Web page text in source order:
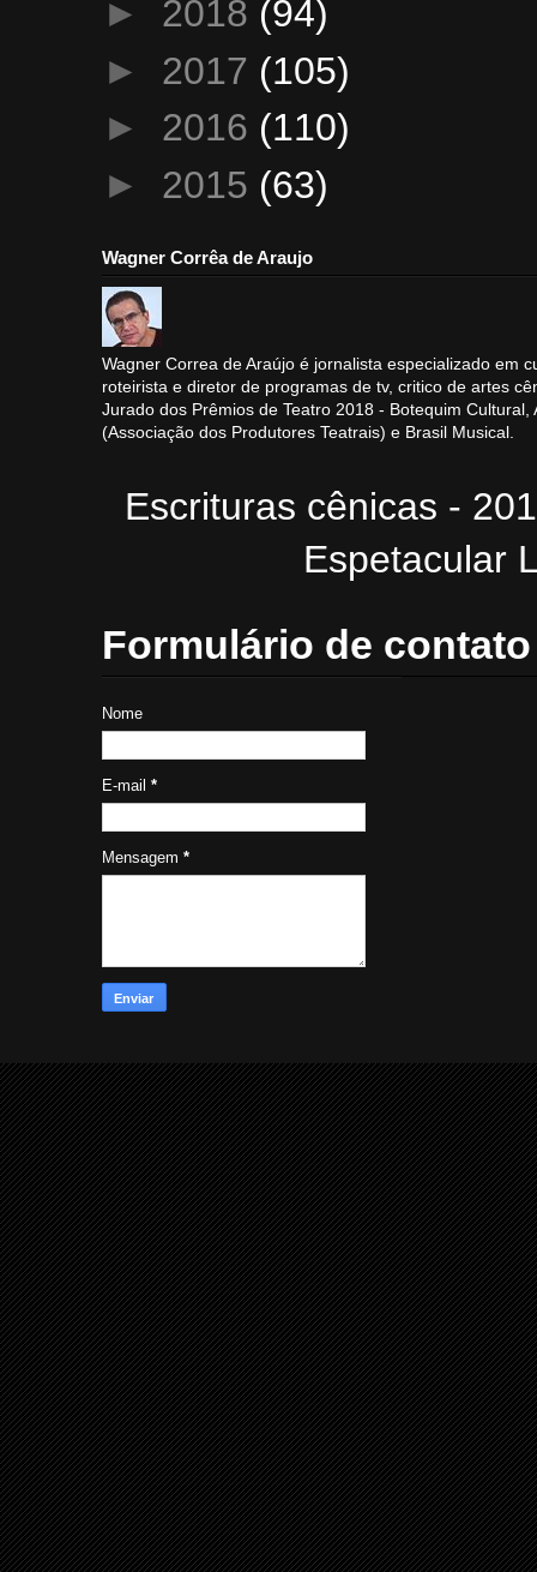
► 2018 (94)
► 2017 (105)
► 2016 (110)
► 2015 (63)
Wagner Corrêa de Araujo
Wagner Correa de Araújo é jornalista especializado em
roteirista e diretor de programas de tv, critico de artes
Jurado dos Prêmios de Teatro 2018 - Botequim Cultural,
(Associação dos Produtores Teatrais) e Brasil Musical.
Escrituras cênicas -
Espetacular
Formulário de contato
Nome
E-mail *
Mensagem *